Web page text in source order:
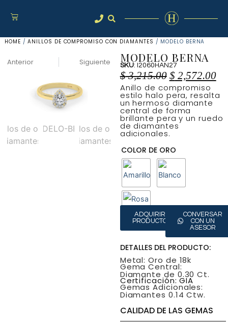
HOME /ANILLOS DE COMPROMISO CON DIAMANTES / MODELO BERNA
Anterior Siguiente MODELO BERNA
SKU: I2060HAN27
$3,215.00 $ 2,572.00
Anillo de compromiso
estilo halo pera, resalta
un hermoso diamante
central de forma
brillante pera y un ruedo
de diamantes
adicionales.
COLOR DE ORO
ADQUIRIR
PRODUCTO
CONVERSAR
CON UN
ASESOR
DETALLES DEL PRODUCTO:
Metal: Oro de 18k
Gema Central:
Diamante de 0.30 Ct.
Certificación: GIA
Gemas Adicionales:
Diamantes 0.14 Ctw.
CALIDAD DE LAS GEMAS